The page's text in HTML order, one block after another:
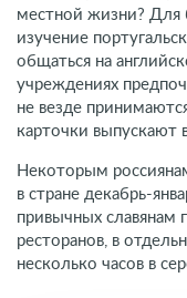
местной жизни? Для
изучение
общаться на
учреждениях
не везде
карточки выпускают
Некоторым
в стране декабрь-
привычных славянам
ресторанов, в
несколько часов в